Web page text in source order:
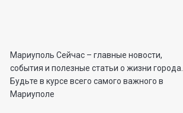
Мариуполь Сейчас – главные новости,
события и полезные статьи о жизни города.
Будьте в курсе всего самого важного в
Мариуполе